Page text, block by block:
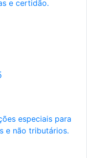
e certidão.
especiais para
e não tributários.